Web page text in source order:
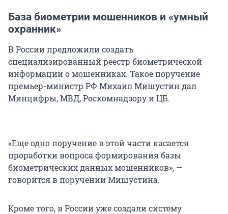
База биометрии мошенников и «умный
охранник»
В России предложили создать
специализированный реестр биометрической
информации о мошенниках. Такое поручение
премьер-министр РФ Михаил Мишустин дал
Минцифры, МВД, Роскомнадзору и ЦБ.
«Еще одно поручение в этой части касается
проработки вопроса формирования базы
биометрических данных мошенников», —
говорится в поручении Мишустина.
Кроме того, в России уже создали систему